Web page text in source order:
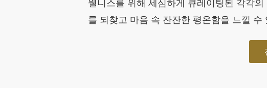
웰니스를 위해 세심하게 큐레이팅된 각각
를 되찾고 마음 속 잔잔한 평온함을 느낄 수